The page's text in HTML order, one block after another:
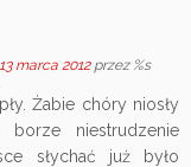
13 marca 2012 przez %s
Żabie chóry niosły
niestrudzenie
słychać już było